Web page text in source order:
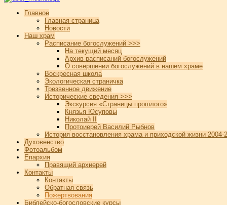
Главное
Главная страница
Новости
Наш храм
Расписание богослужений >>>
На текущий месяц
Архив расписаний богослужений
О совершении богослужений в нашем храме
Воскресная школа
Экологическая страничка
Трезвенное движение
Исторические сведения >>>
Экскурсия «Страницы прошлого»
Князья Юсуповы
Николай II
Протоиерей Василий Рыбнов
История восстановления храма и приходской жизни 2004-
Духовенство
Фотоальбом
Епархия
Правящий архиерей
Контакты
Контакты
Обратная связь
Пожертвования
Библейско-богословские курсы